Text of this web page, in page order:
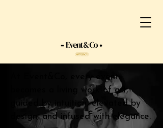
At Event&Co, every event
becomes a living work of art,
guided by intuition, elevated by
design, and infused with elegance.